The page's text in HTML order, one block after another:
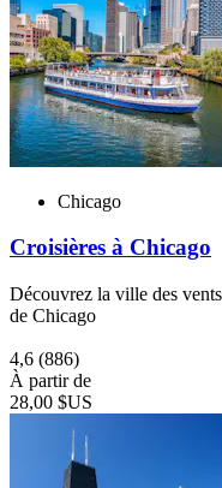
Chicago
Croisières à Chicago
Découvrez la ville des
de Chicago
4,6 (886)
À partir de
28,00 $US